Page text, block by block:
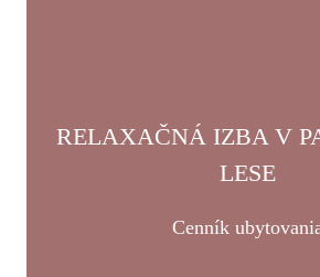
RELAXAČNÁ IZBA V
LESE
Cenník